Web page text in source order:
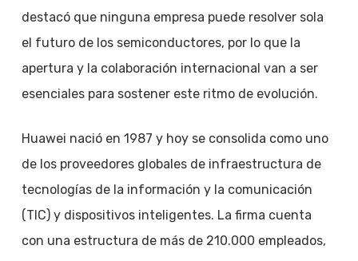
destacó que ninguna empresa puede resolver sola
el futuro de los semiconductores, por lo que la
apertura y la colaboración internacional van a ser
esenciales para sostener este ritmo de evolución.
Huawei nació en 1987 y hoy se consolida como uno
de los proveedores globales de infraestructura de
tecnologías de la información y la comunicación
(TIC) y dispositivos inteligentes. La firma cuenta
con una estructura de más de 210.000 empleados,